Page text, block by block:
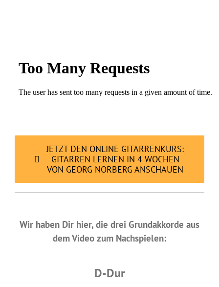
JETZT DEN ONLINE GITARRENKURS:
GITARREN LERNEN IN 4 WOCHEN
VON GEORG NORBERG ANSCHAUEN
Wir haben Dir hier, die drei Grundakkorde aus
dem Video zum Nachspielen:
D-Dur